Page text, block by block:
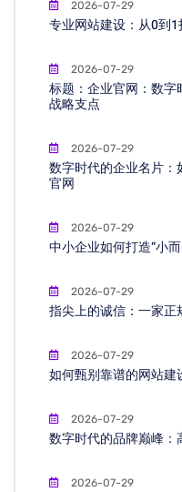
2026-07-29
专业网站建设：从0到
2026-07-29
标题：企业官网：数字
战略支点
2026-07-29
数字时代的企业名片：
官网
2026-07-29
中小企业如何打造“小
2026-07-29
指尖上的诚信：一家正
2026-07-29
如何甄别靠谱的网站
2026-07-29
数字时代的品牌巅峰
2026-07-29